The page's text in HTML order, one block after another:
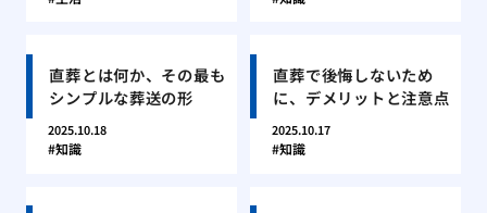
直葬とは何か、その最も
シンプルな葬送の形
2025.10.18
知識
直葬で後悔しないため
に、デメリットと注意点
2025.10.17
知識